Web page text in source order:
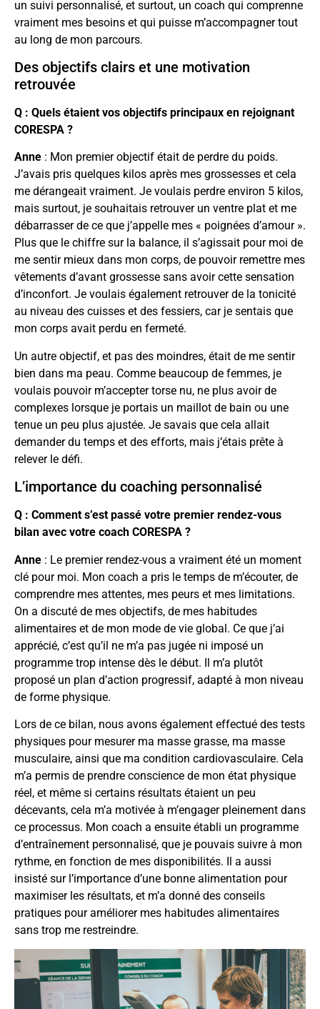
un suivi personnalisé, et surtout, un coach qui comprenne
vraiment mes besoins et qui puisse m’accompagner tout
au long de mon parcours.
Des objectifs clairs et une motivation
retrouvée
Q : Quels étaient vos objectifs principaux en rejoignant
CORESPA ?
Anne : Mon premier objectif était de perdre du poids.
J’avais pris quelques kilos après mes grossesses et cela
me dérangeait vraiment. Je voulais perdre environ 5 kilos,
mais surtout, je souhaitais retrouver un ventre plat et me
débarrasser de ce que j’appelle mes « poignées d’amour ».
Plus que le chiffre sur la balance, il s’agissait pour moi de
me sentir mieux dans mon corps, de pouvoir remettre mes
vêtements d’avant grossesse sans avoir cette sensation
d’inconfort. Je voulais également retrouver de la tonicité
au niveau des cuisses et des fessiers, car je sentais que
mon corps avait perdu en fermeté.
Un autre objectif, et pas des moindres, était de me sentir
bien dans ma peau. Comme beaucoup de femmes, je
voulais pouvoir m’accepter torse nu, ne plus avoir de
complexes lorsque je portais un maillot de bain ou une
tenue un peu plus ajustée. Je savais que cela allait
demander du temps et des efforts, mais j’étais prête à
relever le défi.
L’importance du coaching personnalisé
Q : Comment s’est passé votre premier rendez-vous
bilan avec votre coach CORESPA ?
Anne : Le premier rendez-vous a vraiment été un moment
clé pour moi. Mon coach a pris le temps de m’écouter, de
comprendre mes attentes, mes peurs et mes limitations.
On a discuté de mes objectifs, de mes habitudes
alimentaires et de mon mode de vie global. Ce que j’ai
apprécié, c’est qu’il ne m’a pas jugée ni imposé un
programme trop intense dès le début. Il m’a plutôt
proposé un plan d’action progressif, adapté à mon niveau
de forme physique.
Lors de ce bilan, nous avons également effectué des tests
physiques pour mesurer ma masse grasse, ma masse
musculaire, ainsi que ma condition cardiovasculaire. Cela
m’a permis de prendre conscience de mon état physique
réel, et même si certains résultats étaient un peu
décevants, cela m’a motivée à m’engager pleinement dans
ce processus. Mon coach a ensuite établi un programme
d’entraînement personnalisé, que je pouvais suivre à mon
rythme, en fonction de mes disponibilités. Il a aussi
insisté sur l’importance d’une bonne alimentation pour
maximiser les résultats, et m’a donné des conseils
pratiques pour améliorer mes habitudes alimentaires
sans trop me restreindre.